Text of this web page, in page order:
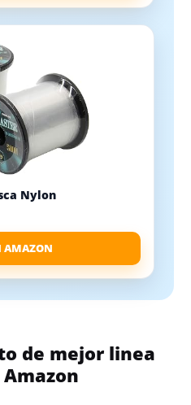
Nylon
AMAZON
de mejor linea